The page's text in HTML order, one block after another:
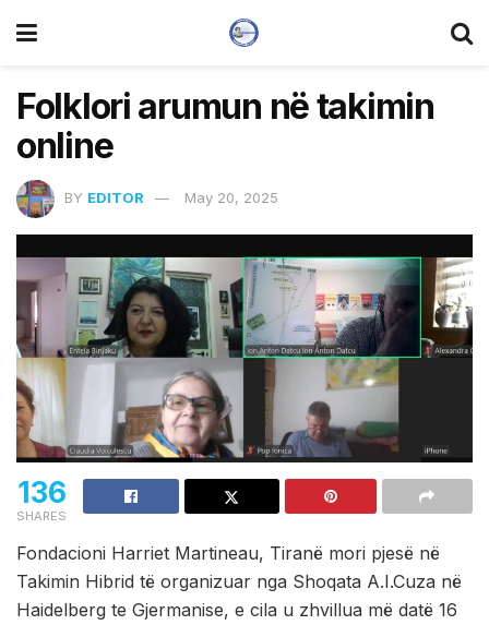
Folklori arumun në takimin
online
BY EDITOR May 20, 2025
136
SHARES
Fondacioni Harriet Martineau, Tiranë mori pjesë në
Takimin Hibrid të organizuar nga Shoqata A.I.Cuza në
Haidelberg te Gjermanise, e cila u zhvillua më datë 16